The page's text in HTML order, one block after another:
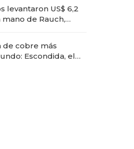
levantaron US$ 6,2
de Rauch,
de cobre más
Escondida, el